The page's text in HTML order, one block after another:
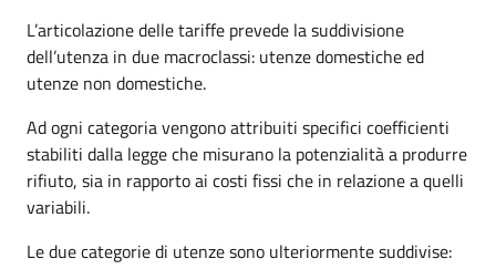
L’articolazione delle tariffe prevede la suddivisione
dell’utenza in due macroclassi: utenze domestiche ed
utenze non domestiche.
Ad ogni categoria vengono attribuiti specifici coefficienti
stabiliti dalla legge che misurano la potenzialità a produrre
rifiuto, sia in rapporto ai costi fissi che in relazione a quelli
variabili.
Le due categorie di utenze sono ulteriormente suddivise: